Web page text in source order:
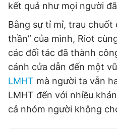
kết quả như mọi người
Bằng sự tỉ mỉ, trau chuốt
thần” của mình, Riot
các đối tác đã thành
cánh cửa dẫn đến một
LMHT mà người ta vẫn
LMHT đến với nhiều
cả nhóm người không